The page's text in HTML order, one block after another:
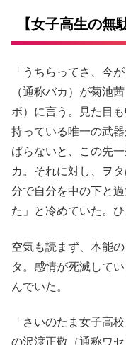
【女子高生の無
「うちらってさ、今
（通称バカ）が菊池
ボ）に言う。見た目
持っている唯一の武
ばらないと、この先
カ。それに対し、ヲ
分で自分を中の下と
た」と冷めていた。
空気も読まず、本能
タ。感情が死滅して
んでいた。
「さいのたま女子高
の沢渡正敬（通称ワ